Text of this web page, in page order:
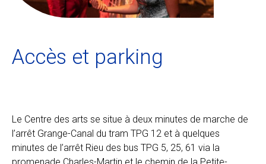
Ecolint
Institut
Accès et parking
Le Centre des arts se situe à deux minutes de marche de
l’arrêt Grange-Canal du tram TPG 12 et à quelques
minutes de l’arrêt Rieu des bus TPG 5, 25, 61 via la